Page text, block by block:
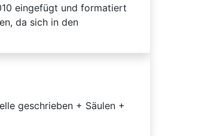
eingefügt und formatiert
da sich in den
geschrieben + Säulen +